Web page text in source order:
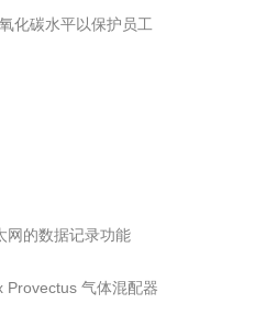
化碳水平以保护员工
网的数据记录功能
Provectus 气体混配器